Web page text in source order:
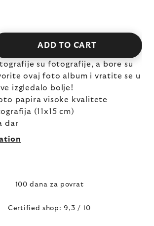
ADD TO CART
su fotografije, a bore su
ovaj foto album i vratite se u
izgledalo bolje!
papira visoke kvalitete
(11x15 cm)
dar
100 dana za povrat
Certified shop: 9,3 / 10